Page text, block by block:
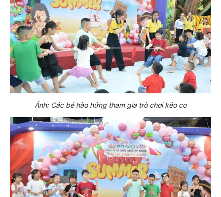
Ảnh: Các bé hào hứng tham gia trò chơi kéo co